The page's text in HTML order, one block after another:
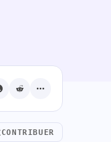
CONTRIBUER